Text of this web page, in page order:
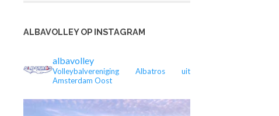
ALBAVOLLEY OP INSTAGRAM
albavolley
Volleybalvereniging Albatros uit
Amsterdam Oost